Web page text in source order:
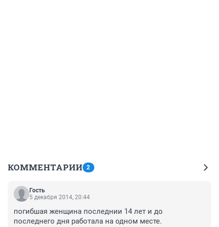
КОММЕНТАРИИ 2
Гость
5 декабря 2014, 20:44
погибшая женщина последнии 14 лет и до